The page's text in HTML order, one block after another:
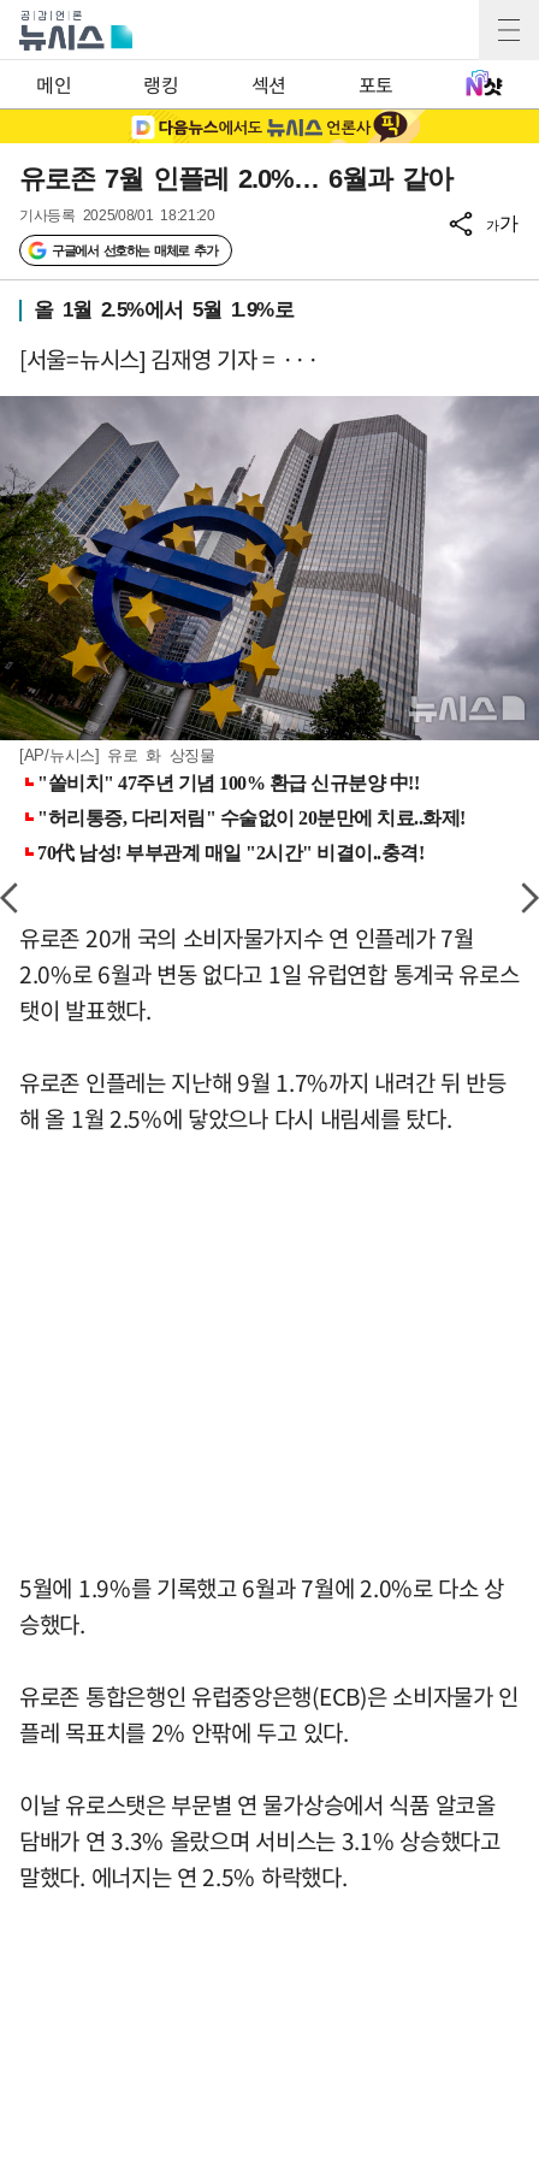
메인 랭킹 섹션 포토
유로존 7월 인플레 2.0%… 6월과 같아
기사등록 2025/08/01 18:21:20
구글에서 선호하는 매체로 추가
가가
올 1월 2.5%에서 5월 1.9%로
[서울=뉴시스] 김재영 기자 = ···
[AP/뉴시스] 유로 화 상징물
유로존 20개 국의 소비자물가지수 연 인플레가 7월
2.0%로 6월과 변동 없다고 1일 유럽연합 통계국 유로스
탯이 발표했다.
유로존 인플레는 지난해 9월 1.7%까지 내려간 뒤 반등
해 올 1월 2.5%에 닿았으나 다시 내림세를 탔다.
5월에 1.9%를 기록했고 6월과 7월에 2.0%로 다소 상
승했다.
유로존 통합은행인 유럽중앙은행(ECB)은 소비자물가 인
플레 목표치를 2% 안팎에 두고 있다.
이날 유로스탯은 부문별 연 물가상승에서 식품 알코올
담배가 연 3.3% 올랐으며 서비스는 3.1% 상승했다고
말했다. 에너지는 연 2.5% 하락했다.